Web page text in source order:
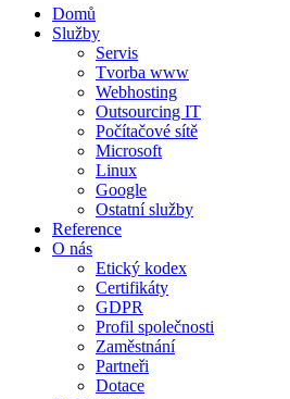
Domů
Služby
Servis
Tvorba www
Webhosting
Outsourcing IT
Počítačové sítě
Microsoft
Linux
Google
Ostatní služby
Reference
O nás
Etický kodex
Certifikáty
GDPR
Profil společnosti
Zaměstnání
Partneři
Dotace